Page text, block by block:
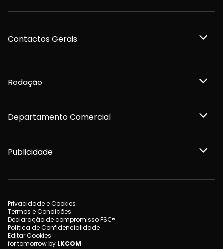
Contactos Gerais
Redação
Departamento Comercial
Publicidade
Privacidade e Cookies
Termos e Condições
Declaração de compromisso FSC®
Política de Confidencialidade
Editar Cookies
for tomorrow by LKCOM